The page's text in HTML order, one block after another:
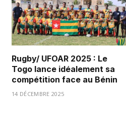
Rugby/ UFOAR 2025 : Le
Togo lance idéalement sa
compétition face au Bénin
14 DÉCEMBRE 2025